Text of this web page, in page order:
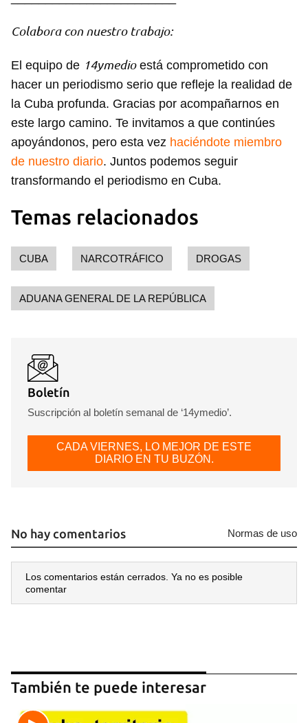
Guardar como favorito
Para poder guardar como favorito, primero has de
iniciar sesión con tu cuenta de 14ymedio.
INICIAR SESIÓN CANCELAR
Colabora con nuestro trabajo:
El equipo de 14ymedioestá comprometido con
hacer un periodismo serio que refleje la realidad de
la Cuba profunda. Gracias por acompañarnos en
este largo camino. Te invitamos a que continúes
apoyándonos, pero esta vez haciéndote miembro
de nuestro diario. Juntos podemos seguir
transformando el periodismo en Cuba.
Temas relacionados
CUBA NARCOTRÁFICO DROGAS
ADUANA GENERAL DE LA REPÚBLICA
Boletín
Suscripción al boletín semanal de ‘14ymedio’.
CADA VIERNES, LO MEJOR DE ESTE
DIARIO EN TU BUZÓN.
No hay comentarios Normas de uso
Los comentarios están cerrados. Ya no es posible
comentar
También te puede interesar